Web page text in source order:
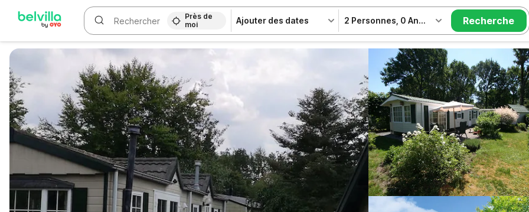
Près de
moi
Ajouter des dates 2 Personnes 0 Animal Recherche